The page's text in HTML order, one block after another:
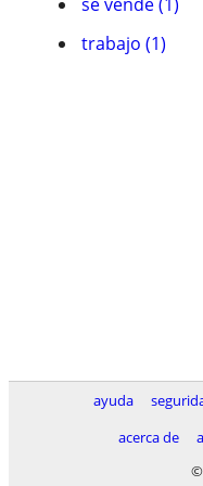
trabajo (1)
ayuda
acerca de
©